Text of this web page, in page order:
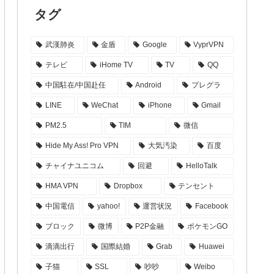
タグ
武漢肺炎 金盾 Google VyprVPN
テレビ iHome TV TV QQ
中国駐在/中国赴任 Android プレグラ
LINE WeChat iPhone Gmail
PM2.5 TIM 微信
Hide My Ass! Pro VPN 大気汚染 百度
チャイナユニコム 回避 HelloTalk
HMA VPN Dropbox テンセント
中国電信 yahoo! 運営状況 Facebook
ブロック 微博 P2P金融 ポケモンGO
滴滴出行 国際結婚 Grab Huawei
子猫 SSL 吵吵 Weibo